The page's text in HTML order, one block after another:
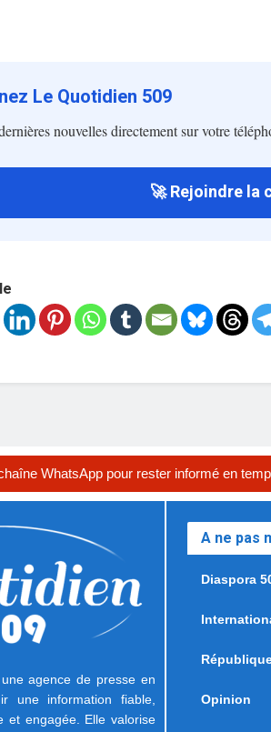
Le Quotidien 509
nouvelles directement sur votre
🚀 Rejoindre la
WhatsApp pour rester informé en
agence de presse en
une information fiable,
et engagée. Elle valorise
A ne pas
Diaspora
Opinion